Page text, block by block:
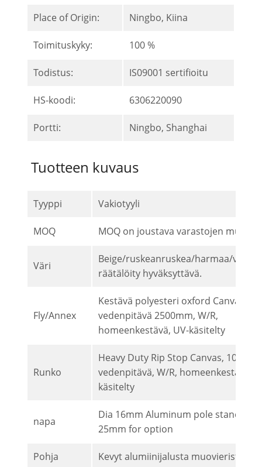
Place of Origin: Ningbo, Kiina
Toimituskyky: 100 %
Todistus: IS09001 sertifioitu
HS-koodi: 6306220090
Portti: Ningbo, Shanghai
Tuotteen kuvaus
Tyyppi Vakiotyyli
MOQ MOQ on joustava varastojen
Väri
Beige/ruskeanruskea/harmaa/
räätälöity hyväksyttävä.
Fly/Annex
Kestävä polyesteri oxford Canvas
vedenpitävä 2500mm, W/R,
homeenkestävä, UV-käsitelty
Runko
Heavy Duty Rip Stop Canvas, 100 %
vedenpitävä, W/R, homeenkestävä,
käsitelty
napa
Dia 16mm Aluminum pole standard,
25mm for option
Pohja Kevyt alumiinijalusta